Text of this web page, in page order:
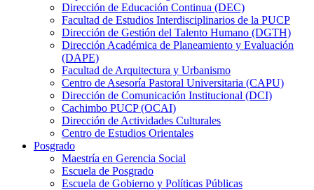
Dirección de Educación Continua (DEC)
Facultad de Estudios Interdisciplinarios de la PUCP
Dirección de Gestión del Talento Humano (DGTH)
Dirección Académica de Planeamiento y Evaluación
(DAPE)
Facultad de Arquitectura y Urbanismo
Centro de Asesoría Pastoral Universitaria (CAPU)
Dirección de Comunicación Institucional (DCI)
Cachimbo PUCP (OCAI)
Dirección de Actividades Culturales
Centro de Estudios Orientales
Posgrado
Maestría en Gerencia Social
Escuela de Posgrado
Escuela de Gobierno y Políticas Públicas